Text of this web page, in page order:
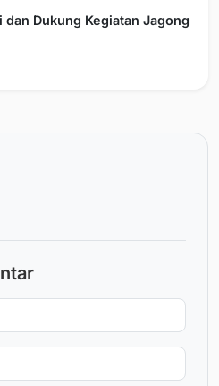
dan Dukung Kegiatan Jagong